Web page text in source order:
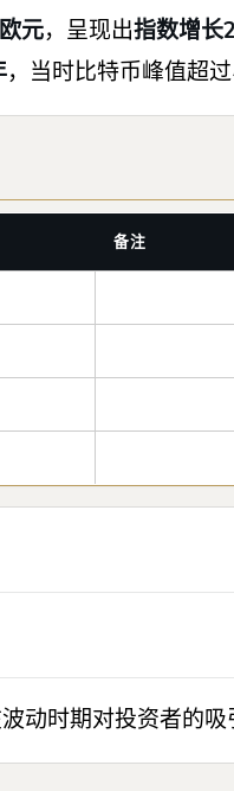
元，呈现出指数增长
，当时比特币峰值超过
备注
动时期对投资者的吸